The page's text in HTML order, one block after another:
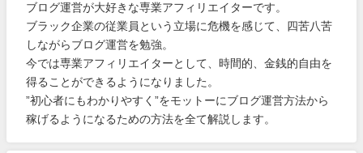
ブログ運営が大好きな専業アフィリエイターです。
ブラック企業の従業員という立場に危機を感じて、四苦八苦
しながらブログ運営を勉強。
今では専業アフィリエイターとして、時間的、金銭的自由を
得ることができるようになりました。
”初心者にもわかりやすく”をモットーにブログ運営方法から
稼げるようになるための方法を全て解説します。